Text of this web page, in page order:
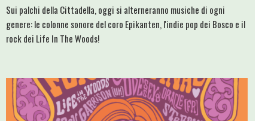
Sui palchi della Cittadella, oggi si alterneranno musiche di ogni
genere: le colonne sonore del coro Epikanten, l'indie pop dei Bosco e il
rock dei Life In The Woods!